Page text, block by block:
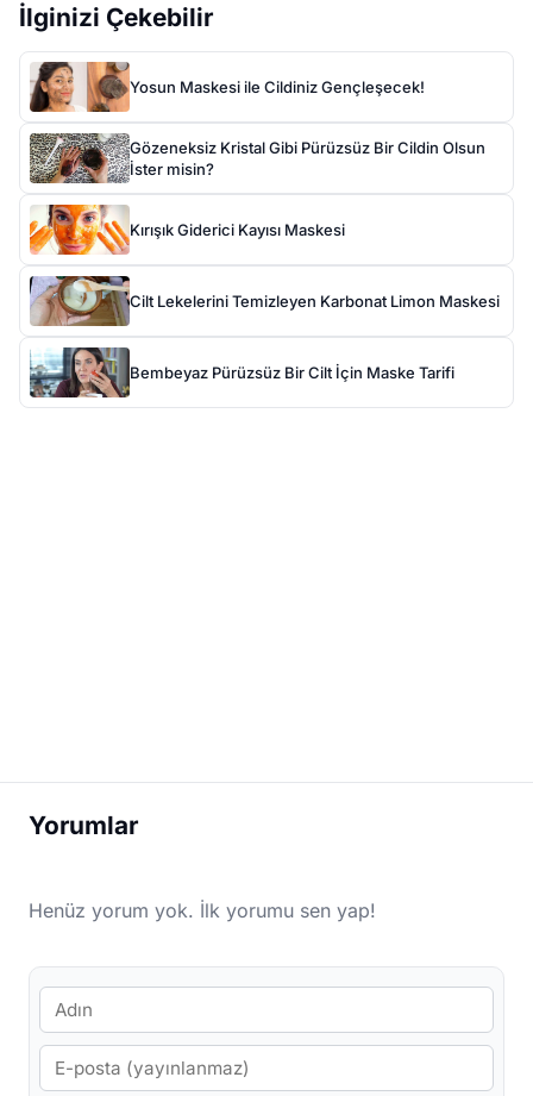
İlginizi Çekebilir
Yosun Maskesi ile Cildiniz Gençleşecek!
Gözeneksiz Kristal Gibi Pürüzsüz Bir Cildin Olsun
İster misin?
Kırışık Giderici Kayısı Maskesi
Cilt Lekelerini Temizleyen Karbonat Limon Maskesi
Bembeyaz Pürüzsüz Bir Cilt İçin Maske Tarifi
Yorumlar
Henüz yorum yok. İlk yorumu sen yap!